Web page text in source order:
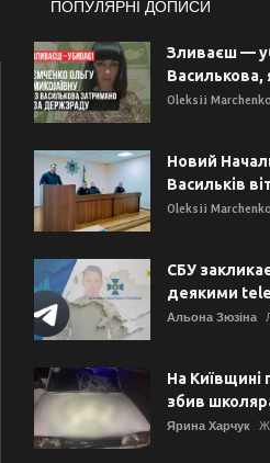
ПОПУЛЯРНІ ДОПИСИ
Зливаєш —
Василькова,
Oleksii Marchenko
Новий
Васильків
Oleksii Marchenko
СБУ
деякими
Альона Зюзіна
На Київщині
збив
Ярина Харчук